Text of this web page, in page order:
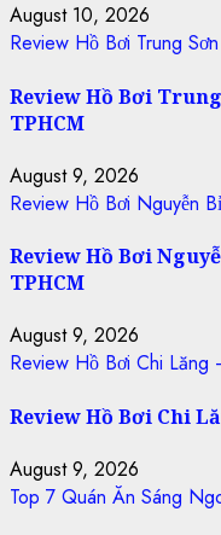
August 10, 2026
Review Hồ Bơi Trung
Review Hồ Bơi
TPHCM
August 9, 2026
Review Hồ Bơi Nguyễn
Review Hồ Bơi
TPHCM
August 9, 2026
Review Hồ Bơi Chi
Review Hồ Bơi Chi
August 9, 2026
Top 7 Quán Ăn Sáng